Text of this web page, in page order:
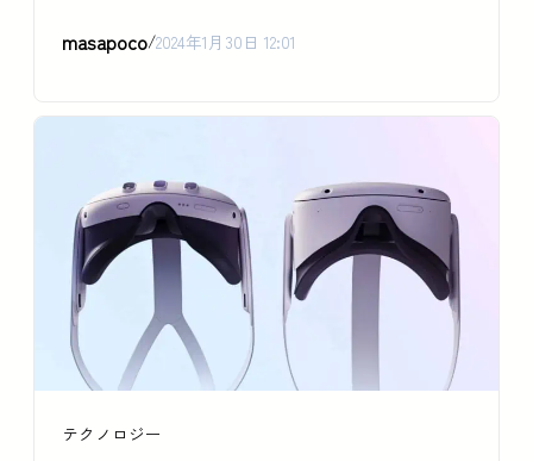
masapoco/2024年1月30日 12:01
テクノロジー